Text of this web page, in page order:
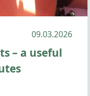
09.03.2026
– a useful